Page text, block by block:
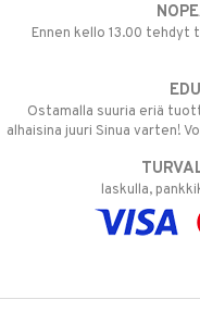
Ennen kello 13.00
Ostamalla suuria eriä
alhaisina juuri Sinua varten!
laskulla,